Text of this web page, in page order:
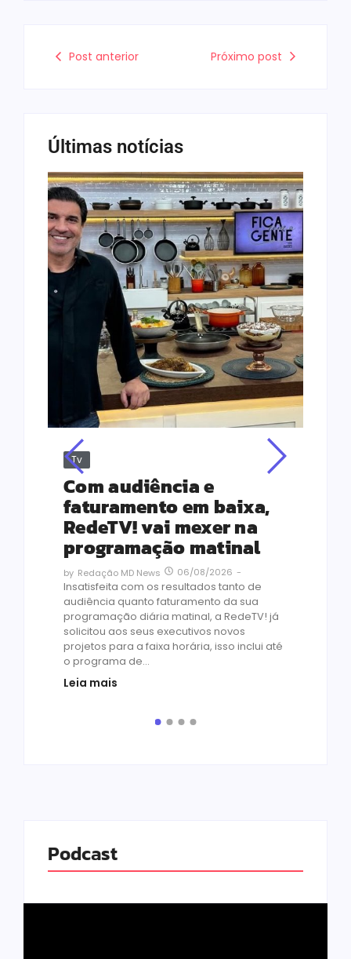
Post anterior Próximo post
Últimas notícias
Tv
Com audiência e
faturamento em baixa,
RedeTV! vai mexer na
programação matinal
by Redação MD News 06/08/2026 -
Insatisfeita com os resultados tanto de
audiência quanto faturamento da sua
programação diária matinal, a RedeTV! já
solicitou aos seus executivos novos
projetos para a faixa horária, isso inclui até
o programa de...
Leia mais
Podcast